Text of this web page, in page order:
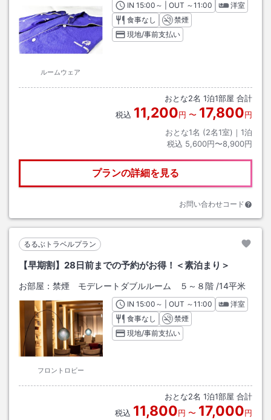
ルームウェア
INチェックイン
15:00 ～ | OUT チェックアウト
～11:00
洋室
食事なし
禁煙
現地/事前支払い
おとな2名 1泊1部屋 合計
税込 11,200円 〜 17,800円
おとな1名 (2名1室)｜ 1泊
税込 5,600円〜8,900円
プランの詳細を見る
お問い合わせコード
るるぶトラベルプラン
【早期割】28日前までの予約がお得！＜素泊まり＞
お部屋： 禁煙 モデレートダブルルーム ５～８階 /14平米
フロントロビー
INチェックイン
15:00 ～ | OUT チェックアウト
～11:00
洋室
食事なし
禁煙
現地/事前支払い
おとな2名 1泊1部屋 合計
税込 11,800円 〜 17,000円